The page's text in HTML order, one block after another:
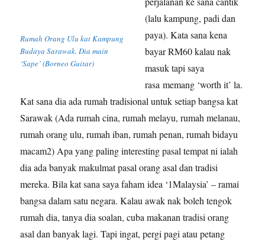
Rumah Orang Ulu kat Kampung
Budaya Sarawak. Dia main
‘Sape’ (Borneo Guitar)
(lalu kampung, padi dan
paya). Kata sana kena
bayar RM60 kalau nak
masuk tapi saya
rasa memang ‘worth it’ la.
Kat sana dia ada rumah tradisional untuk setiap bangsa kat
Sarawak (Ada rumah cina, rumah melayu, rumah melanau,
rumah orang ulu, rumah iban, rumah penan, rumah bidayu
macam2) Apa yang paling interesting pasal tempat ni ialah
dia ada banyak makulmat pasal orang asal dan tradisi
mereka. Bila kat sana saya faham idea ‘1Malaysia’ – ramai
bangsa dalam satu negara. Kalau awak nak boleh tengok
rumah dia, tanya dia soalan, cuba makanan tradisi orang
asal dan banyak lagi. Tapi ingat, pergi pagi atau petang